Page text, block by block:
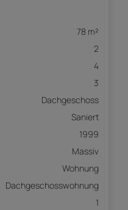
78 m²
2
4
3
Dachgeschoss
Saniert
1999
Massiv
Wohnung
Dachgeschosswohnung
1